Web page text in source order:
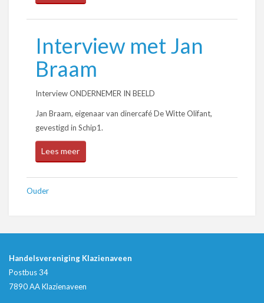
Interview met Jan
Braam
Interview ONDERNEMER IN BEELD
Jan Braam, eigenaar van dinercafé De Witte Olifant,
gevestigd in Schip1.
Lees meer
Ouder
Handelsvereniging Klazienaveen
Postbus 34
7890 AA Klazienaveen